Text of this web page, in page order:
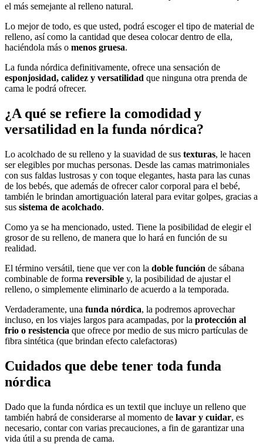
el más semejante al relleno natural.
Lo mejor de todo, es que usted, podrá escoger el tipo de material de
relleno, así como la cantidad que desea colocar dentro de ella,
haciéndola más o menos gruesa.
La funda nórdica definitivamente, ofrece una sensación de
esponjosidad, calidez y versatilidad que ninguna otra prenda de
cama le podrá ofrecer.
¿A qué se refiere la comodidad y
versatilidad en la funda nórdica?
Lo acolchado de su relleno y la suavidad de sus texturas, le hacen
ser elegibles por muchas personas. Desde las camas matrimoniales
con sus faldas lustrosas y con toque elegantes, hasta para las cunas
de los bebés, que además de ofrecer calor corporal para el bebé,
también le brindan amortiguación lateral para evitar golpes, gracias a
sus sistema de acolchado.
Como ya se ha mencionado, usted. Tiene la posibilidad de elegir el
grosor de su relleno, de manera que lo hará en función de su
realidad.
El término versátil, tiene que ver con la doble función de sábana
combinable de forma reversible y, la posibilidad de ajustar el
relleno, o simplemente eliminarlo de acuerdo a la temporada.
Verdaderamente, una funda nórdica, la podremos aprovechar
incluso, en los viajes largos para acampadas, por la protección al
frio o resistencia que ofrece por medio de sus micro partículas de
fibra sintética (que brindan efecto calefactoras)
Cuidados que debe tener toda funda
nórdica
Dado que la funda nórdica es un textil que incluye un relleno que
también habrá de considerarse al momento de lavar y cuidar, es
necesario, contar con varias precauciones, a fin de garantizar una
vida útil a su prenda de cama.